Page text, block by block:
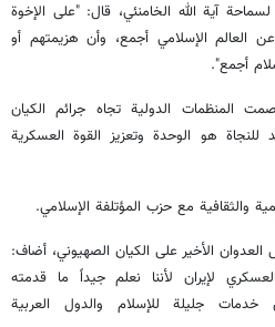
آية الله الخامنئي، قال: "على الإخوة
عن العالم الإسلامي أجمع، وأن هزيمتهم أو
أجمع".
المنظمات الدولية تجاه جرائم الكيان
للنجاة هو الوحدة وتعزيز القوة العسكرية
والثقافية مع حزب المؤتلفة الإسلامي.
الأخير على الكيان الصهيوني، أضاف:
لإيران لأننا نعلم جيداً ما قدمته
خدمات جليلة للإسلام والدول العربية